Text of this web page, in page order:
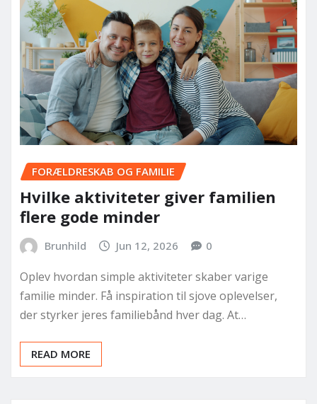
FORÆLDRESKAB OG FAMILIE
Hvilke aktiviteter giver familien
flere gode minder
Brunhild Jun 12, 2026 0
Oplev hvordan simple aktiviteter skaber varige
familie minder. Få inspiration til sjove oplevelser,
der styrker jeres familiebånd hver dag. At…
READ MORE